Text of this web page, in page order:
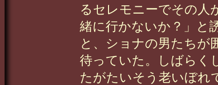
るセレモニーでその人
緒に行かないか？」と
と、ショナの男たちが
待っていた。しばらく
たがたいそう老いぼれ